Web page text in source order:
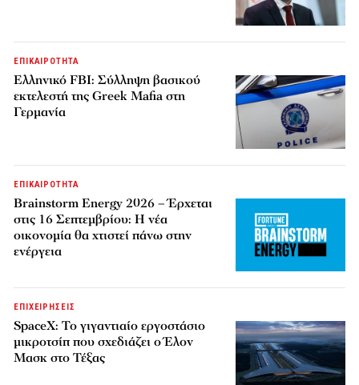
ΕΠΙΚΑΙΡΟΤΗΤΑ
Ελληνικό FBI: Σύλληψη βασικού
εκτελεστή της Greek Mafia στη
Γερμανία
ΕΠΙΚΑΙΡΟΤΗΤΑ
Brainstorm Energy 2026 – Έρχεται
στις 16 Σεπτεμβρίου: Η νέα
οικονομία θα χτιστεί πάνω στην
ενέργεια
ΕΠΙΧΕΙΡΗΣΕΙΣ
SpaceX: Το γιγαντιαίο εργοστάσιο
μικροτσίπ που σχεδιάζει ο Έλον
Μασκ στο Τέξας